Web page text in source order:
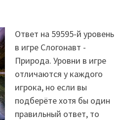
Ответ на 59595-й уровень
в игре Слогонавт -
Природа. Уровни в игре
отличаются у каждого
игрока, но если вы
подберёте хотя бы один
правильный ответ, то